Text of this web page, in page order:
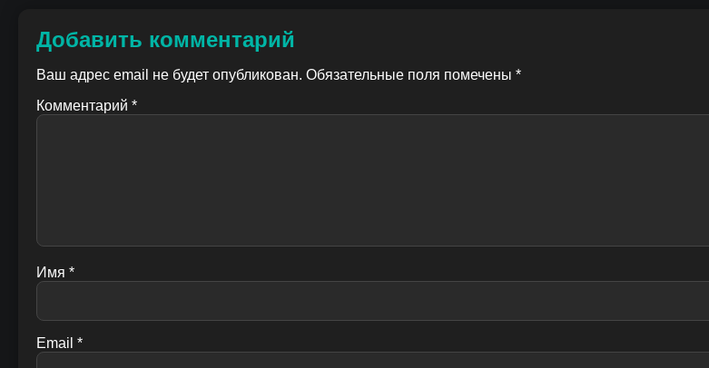
Добавить комментарий
Ваш адрес email не будет опубликован. Обязательные поля помечены *
Комментарий *
Имя *
Email *